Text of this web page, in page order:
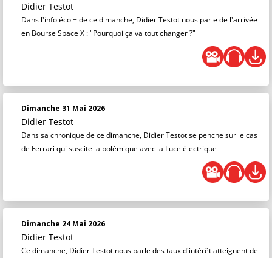
Didier Testot
Dans l'info éco + de ce dimanche, Didier Testot nous parle de l'arrivée
en Bourse Space X : "Pourquoi ça va tout changer ?"
Dimanche 31 Mai 2026
Didier Testot
Dans sa chronique de ce dimanche, Didier Testot se penche sur le cas
de Ferrari qui suscite la polémique avec la Luce électrique
Dimanche 24 Mai 2026
Didier Testot
Ce dimanche, Didier Testot nous parle des taux d'intérêt atteignent de